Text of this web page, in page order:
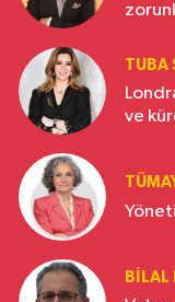
TUBA
ve
BILAL